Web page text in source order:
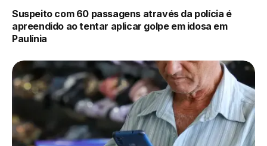
Suspeito com 60 passagens através da polícia é
apreendido ao tentar aplicar golpe em idosa em
Paulínia